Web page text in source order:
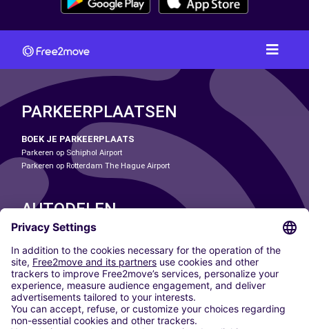
PARKEERPLAATSEN
BOEK JE PARKEERPLAATS
Parkeren op Schiphol Airport
Parkeren op Rotterdam The Hague Airport
AUTODELEN
ONZE STEDEN
Paris
Madrid
Washington DC
Milaan
Rome
Turijn